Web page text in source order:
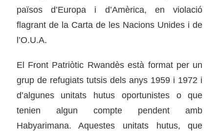
països d’Europa i d’Amèrica, en violació
flagrant de la Carta de les Nacions Unides i de
l’O.U.A.
El Front Patriòtic Rwandès està format per un
grup de refugiats tutsis dels anys 1959 i 1972 i
d’algunes unitats hutus oportunistes o que
tenien algun compte pendent amb
Habyarimana. Aquestes unitats hutus, que